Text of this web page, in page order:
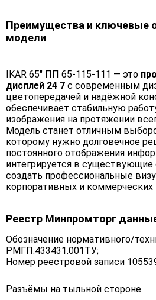
Преимущества и ключевые
модели
IKAR 65" ПП 65-115-111 — это
дисплей 24 7 с современным
цветопередачей и надёжной
обеспечивает стабильную
изображения на протяжении
Модель станет отличным
которому нужно долговечное
постоянного отображения
интегрируется в
создать профессиональные
корпоративных и коммерческих
Реестр Минпромторг
Обозначение нормативного/
РМГП.433431.001ТУ;
Номер реестровой записи
Разъёмы на тыльной стороне.